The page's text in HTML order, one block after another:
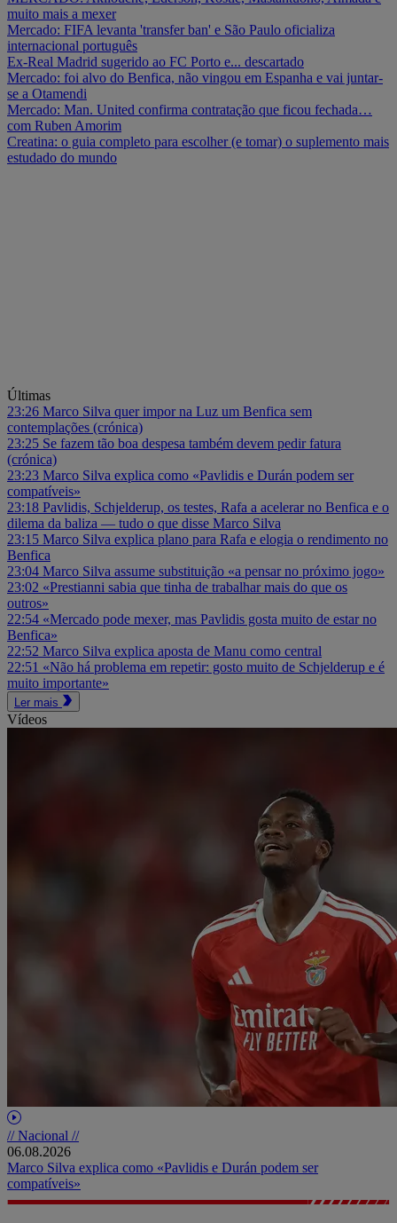
muito mais a mexer
Mercado: FIFA levanta 'transfer ban' e São Paulo oficializa
internacional português
Ex-Real Madrid sugerido ao FC Porto e... descartado
Mercado: foi alvo do Benfica, não vingou em Espanha e vai juntar-
se a Otamendi
Mercado: Man. United confirma contratação que ficou fechada…
com Ruben Amorim
Creatina: o guia completo para escolher (e tomar) o suplemento mais
estudado do mundo
Últimas
23:26 Marco Silva quer impor na Luz um Benfica sem
contemplações (crónica)
23:25 Se fazem tão boa despesa também devem pedir fatura
(crónica)
23:23 Marco Silva explica como «Pavlidis e Durán podem ser
compatíveis»
23:18 Pavlidis, Schjelderup, os testes, Rafa a acelerar no Benfica e o
dilema da baliza — tudo o que disse Marco Silva
23:15 Marco Silva explica plano para Rafa e elogia o rendimento no
Benfica
23:04 Marco Silva assume substituição «a pensar no próximo jogo»
23:02 «Prestianni sabia que tinha de trabalhar mais do que os
outros»
22:54 «Mercado pode mexer, mas Pavlidis gosta muito de estar no
Benfica»
22:52 Marco Silva explica aposta de Manu como central
22:51 «Não há problema em repetir: gosto muito de Schjelderup e é
muito importante»
Ler mais
Vídeos
// Nacional //
06.08.2026
Marco Silva explica como «Pavlidis e Durán podem ser
compatíveis»